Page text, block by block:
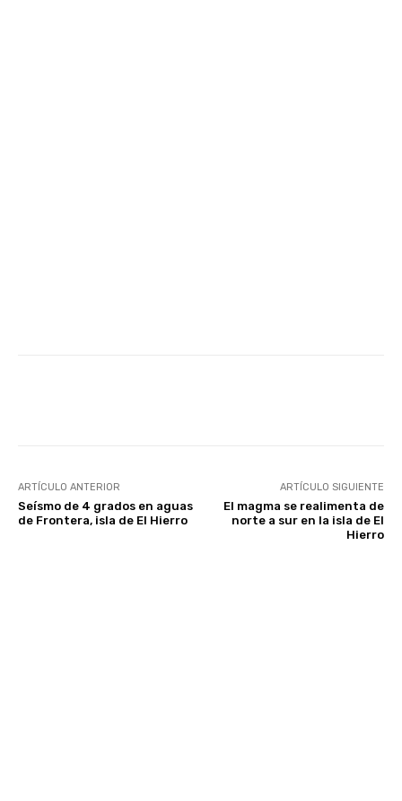
ARTÍCULO ANTERIOR
Seísmo de 4 grados en aguas
de Frontera, isla de El Hierro
ARTÍCULO SIGUIENTE
El magma se realimenta de
norte a sur en la isla de El
Hierro